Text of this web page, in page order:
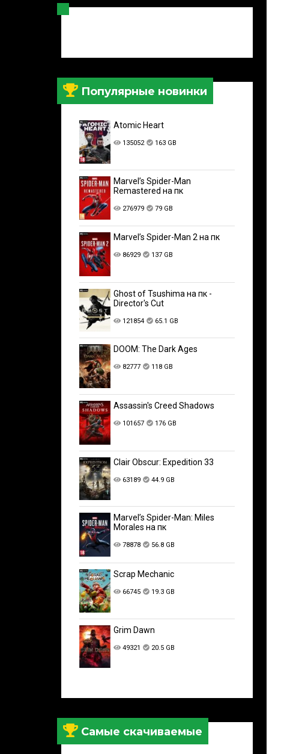
Популярные новинки
Atomic Heart
135052 163 GB
Marvel’s Spider-Man
Remastered на пк
276979 79 GB
Marvel’s Spider-Man 2 на пк
86929 137 GB
Ghost of Tsushima на пк -
Director's Cut
121854 65.1 GB
DOOM: The Dark Ages
82777 118 GB
Assassin's Creed Shadows
101657 176 GB
Clair Obscur: Expedition 33
63189 44.9 GB
Marvel’s Spider-Man: Miles
Morales на пк
78878 56.8 GB
Scrap Mechanic
66745 19.3 GB
Grim Dawn
49321 20.5 GB
Самые скачиваемые